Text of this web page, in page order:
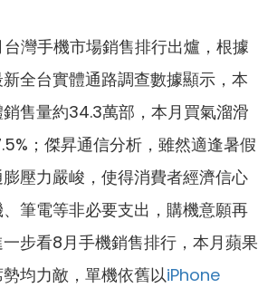
手機市場銷售排行出爐，根據
全台實體通路調查數據顯示，本
售量約34.3萬部，本月買氣溜滑
；傑昇通信分析，雖然適逢暑假
壓力嚴峻，使得消費者經濟信心
筆電等非必要支出，購機意願再
步看8月手機銷售排行，本月蘋果
均力敵，單機依舊以iPhone